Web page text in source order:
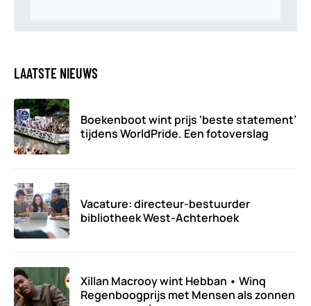
LAATSTE NIEUWS
Boekenboot wint prijs ‘beste statement’
tijdens WorldPride. Een fotoverslag
Vacature: directeur-bestuurder
bibliotheek West-Achterhoek
Xillan Macrooy wint Hebban • Winq
Regenboogprijs met Mensen als zonnen